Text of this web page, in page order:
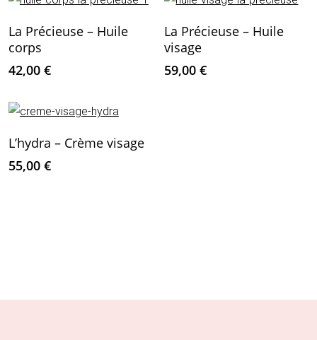
Ajouter Au Panier
La Précieuse – Huile
corps
42,00 €
Ajouter Au Panier
La Précieuse – Huile
visage
59,00€
Ajouter Au Panier
L’hydra – Crème visage
55,00 €